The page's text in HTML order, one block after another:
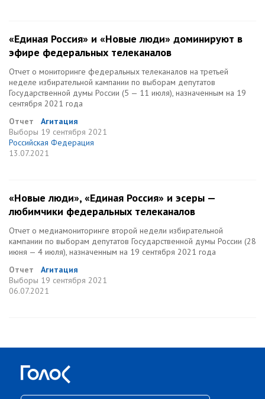
«Единая Россия» и «Новые люди» доминируют в
эфире федеральных телеканалов
Отчет о мониторинге федеральных телеканалов на третьей
неделе избирательной кампании по выборам депутатов
Государственной думы России (5 — 11 июля), назначенным на 19
сентября 2021 года
Отчет
Агитация
Выборы 19 сентября 2021
Российская Федерация
13.07.2021
«Новые люди», «Единая Россия» и эсеры —
любимчики федеральных телеканалов
Отчет о медиамониторинге второй недели избирательной
кампании по выборам депутатов Государственной думы России (28
июня — 4 июля), назначенным на 19 сентября 2021 года
Отчет
Агитация
Выборы 19 сентября 2021
06.07.2021